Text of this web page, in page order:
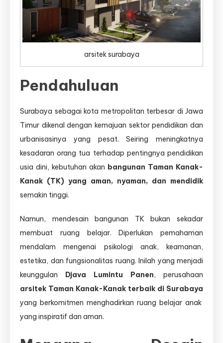
Djava
Lumintu
Panen,
Ahli
Anak
yang
Aman,
dan
arsitek surabaya
Pendahuluan
Surabaya sebagai kota metropolitan terbesar di Jawa
Timur dikenal dengan kemajuan sektor pendidikan dan
urbanisasinya yang pesat. Seiring meningkatnya
kesadaran orang tua terhadap pentingnya pendidikan
usia dini, kebutuhan akan bangunan Taman Kanak-
Kanak (TK) yang aman, nyaman, dan mendidik
semakin tinggi.
Namun, mendesain bangunan TK bukan sekadar
membuat ruang belajar. Diperlukan pemahaman
mendalam mengenai psikologi anak, keamanan,
estetika, dan fungsionalitas ruang. Inilah yang menjadi
keunggulan
Djava Lumintu Panen, perusahaan
arsitek Taman Kanak-Kanak terbaik di Surabaya
yang berkomitmen menghadirkan ruang belajar anak
yang inspiratif dan aman.